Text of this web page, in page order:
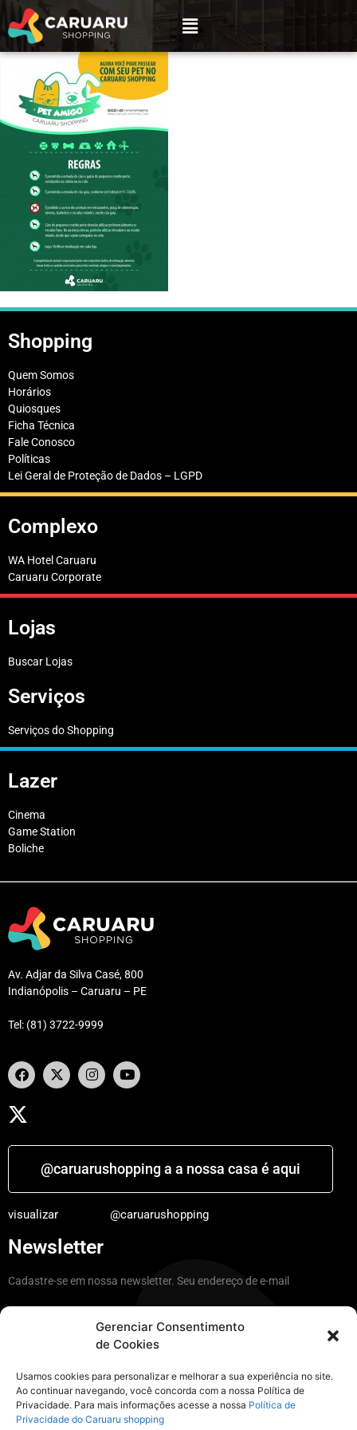
Gerenciar Consentimento
de Cookies
Usamos cookies para personalizar e melhorar a sua experiência no site.
Ao continuar navegando, você concorda com a nossa Política de
Privacidade. Para mais informações acesse a nossa Política de
Privacidade do Caruaru shopping
Shopping
Quem Somos
Horários
Quiosques
Ficha Técnica
Fale Conosco
Políticas
Lei Geral de Proteção de Dados – LGPD
Complexo
WA Hotel Caruaru
Caruaru Corporate
Lojas
Buscar Lojas
Serviços
Serviços do Shopping
Lazer
Cinema
Game Station
Boliche
Av. Adjar da Silva Casé, 800
Indianópolis – Caruaru – PE
Tel: (81) 3722-9999
@caruarushopping a a nossa casa é aqui
visualizar @caruarushopping
Newsletter
Cadastre-se em nossa newsletter. Seu endereço de e-mail
Ficar por dentro
Instagram